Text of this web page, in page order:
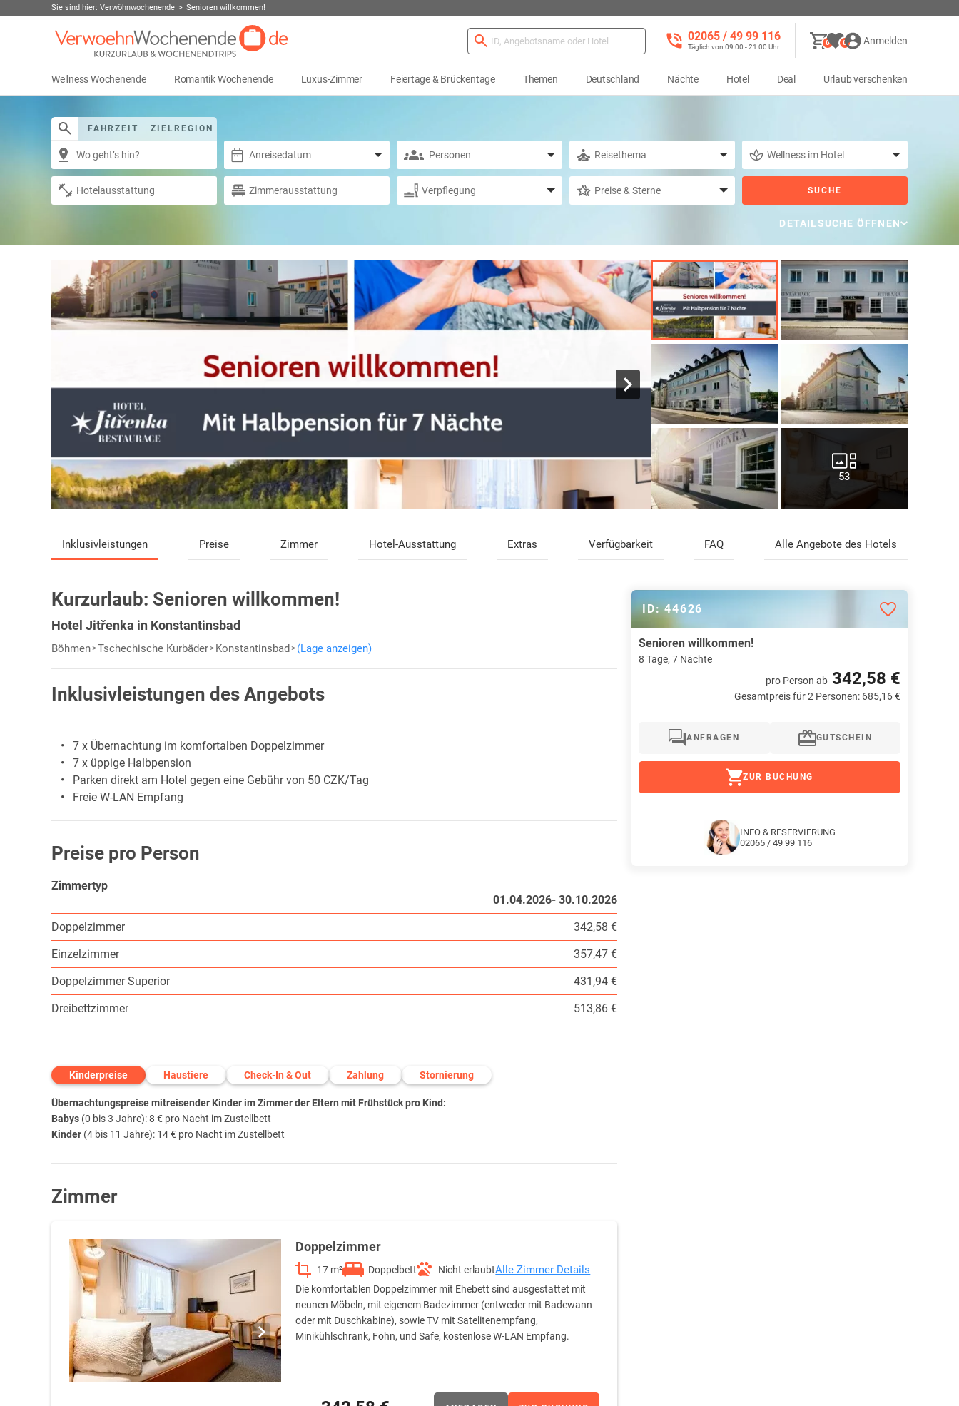
Sie sind hier: Verwöhnwochenende Senioren willkommen!
02065 / 49 ‌99 116
Täglich von 09:00 - 21:00 Uhr
0 0 Anmelden
Wellness Wochenende Romantik Wochenende Luxus-Zimmer Feiertage & Brückentage Themen Deutschland Nächte Hotel Deal Urlaub verschenken
FAHRZEIT ZIELREGION
SUCHE
DETAILSUCHE ÖFFNEN
53
Inklusivleistungen Preise Zimmer Hotel-Ausstattung Extras Verfügbarkeit FAQ Alle Angebote des Hotels
Kurzurlaub: Senioren willkommen!
Hotel Jitřenka in Konstantinsbad
Böhmen Tschechische Kurbäder Konstantinsbad (Lage anzeigen)
Inklusivleistungen des Angebots
7 x Übernachtung im komfortalben Doppelzimmer
7 x üppige Halbpension
Parken direkt am Hotel gegen eine Gebühr von 50 CZK/Tag
Freie W-LAN Empfang
Preise pro Person
Zimmertyp
Doppelzimmer
Einzelzimmer
Doppelzimmer Superior
Dreibettzimmer
01.04.2026- 30.10.2026
342,58 €
357,47 €
431,94 €
513,86 €
Kinderpreise Haustiere Check-In & Out Zahlung Stornierung
Übernachtungspreise mitreisender Kinder im Zimmer der Eltern mit Frühstück pro Kind:
Babys (0 bis 3 Jahre): 8 € pro Nacht im Zustellbett
Kinder (4 bis 11 Jahre): 14 € pro Nacht im Zustellbett
Zimmer
Doppelzimmer
17 m² Doppelbett Nicht erlaubtAlle Zimmer Details
Die komfortablen Doppelzimmer mit Ehebett sind ausgestattet mit
neunen Möbeln, mit eigenem Badezimmer (entweder mit Badewann
oder mit Duschkabine), sowie TV mit Satelitenempfang,
Minikühlschrank, Föhn, und Safe, kostenlose W-LAN Empfang.
ID: 44626
Senioren willkommen!
8 Tage, 7 Nächte
pro Person ab 342,58 €
Gesamtpreis für 2 Personen: 685,16 €
ANFRAGEN GUTSCHEIN
ZUR BUCHUNG
INFO & RESERVIERUNG
02065 / 49 99 116